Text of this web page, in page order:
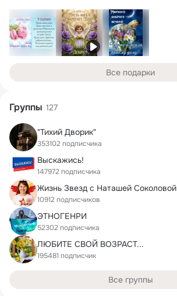
Все подарки
Группы 127
"Тихий Дворик"
353102 подписчика
Выскажись!
147972 подписчика
Жизнь Звезд с Наташей Соколовой
10912 подписчиков
ЭТНОГЕНРИ
52302 подписчика
ЛЮБИТЕ СВОЙ ВОЗРАСТ...
195481 подписчик
Все группы